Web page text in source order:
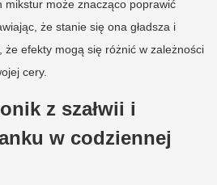
mikstur może znacząco poprawić
że stanie się ona gładsza i
że efekty mogą się różnić w zależności
cery.
z szałwii i
w codziennej